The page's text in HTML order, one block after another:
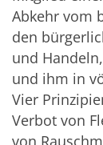
Abkehr vom
den
und
und ihm in
Vier
Verbot von
von